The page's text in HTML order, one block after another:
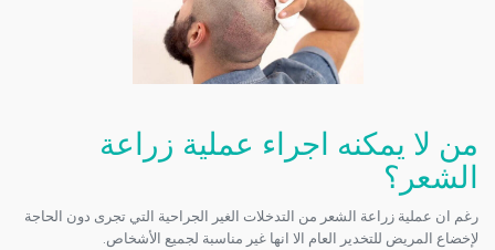
من لا يمكنه اجراء عملية زراعة
الشعر؟
رغم ان عملية زراعة الشعر من التدخلات الغير الجراحية التي تجرى دون الحاجة
لإخضاع المريض للتخدير العام الا انها غير مناسبة لجميع الأشخاص.